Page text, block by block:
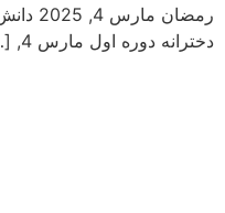
رمضان
دخترانه دوره اول مارس 4, […]